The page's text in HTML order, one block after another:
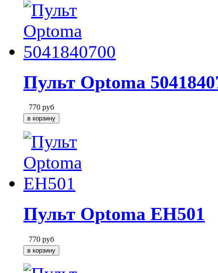
Пульт Optoma
770 руб
Пульт Optoma EH501
770 руб